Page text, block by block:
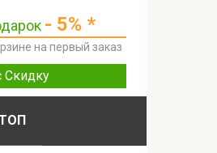
- 5% *
на первый заказ
Скидку